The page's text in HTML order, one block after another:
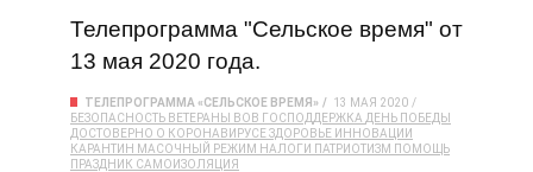
Телепрограмма "Сельское время" от
13 мая 2020 года.
ТЕЛЕПРОГРАММА «СЕЛЬСКОЕ ВРЕМЯ»
13 МАЯ 2020
БЕЗОПАСНОСТЬ ВЕТЕРАНЫ ВОВ ГОСПОДДЕРЖКА ДЕНЬ ПОБЕДЫ
ДОСТОВЕРНО О КОРОНАВИРУСЕЗДОРОВЬЕ ИННОВАЦИИ
КАРАНТИН МАСОЧНЫЙ РЕЖИМ НАЛОГИ ПАТРИОТИЗМ ПОМОЩЬ
ПРАЗДНИК САМОИЗОЛЯЦИЯ